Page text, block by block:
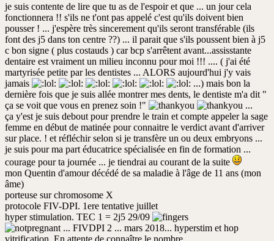
je suis contente de lire que tu as de l'espoir et que ... un jour cela
fonctionnera !! s'ils ne t'ont pas appelé c'est qu'ils doivent bien
pousser ! ... j'espère très sincerement qu'ils seront transférable (ils
font des j5 dans ton centre ??) ... il parait que s'ils poussent bien à j5
c bon signe ( plus costauds ) car bcp s'arrêtent avant...assisstante
dentaire est vraiment un milieu inconnu pour moi !!! .... ( j'ai été
martyrisée petite par les dentistes ... ALORS aujourd'hui j'y vais
jamais
...) mais bon la
dernière fois que je suis allée montrer mes dents, le dentiste m'a dit "
ça se voit que vous en prenez soin !"
...
ça y'est je suis debout pour prendre le train et compte appeler la sage
femme en début de matinée pour connaitre le verdict avant d'arriver
sur place. ! et réfléchir selon si je transfère un ou deux embryons ...
je suis pour ma part éducatrice spécialisée en fin de formation ...
courage pour ta journée ... je tiendrai au courant de la suite
mon Quentin d'amour décédé de sa maladie à l'âge de 11 ans (mon
âme)
porteuse sur chromosome X
protocole FIV-DPI. 1ere tentative juillet
hyper stimulation. TEC 1 = 2j5 29/09
... FIVDPI 2 ... mars 2018... hyperstim et hop
vitrification. En attente de connaître le nombre